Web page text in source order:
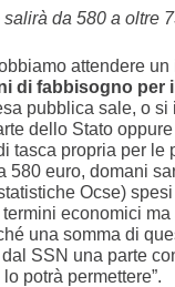
da 580 a oltre
attendere un
di fabbisogno per
pubblica sale, o si
dello Stato
tasca propria per le
580 euro, domani
Ocse)
economici
una somma di
SSN una parte
potrà permettere”.